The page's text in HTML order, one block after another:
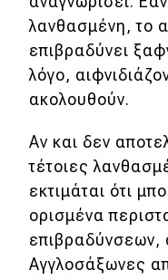
λανθασμένη, το
επιβραδύνει
λόγο,
ακολουθούν.
Αν και δεν
τέτοιες
εκτιμάται ότι
ορισμένα
επιβραδύνσεων,
Αγγλοσάξωνες